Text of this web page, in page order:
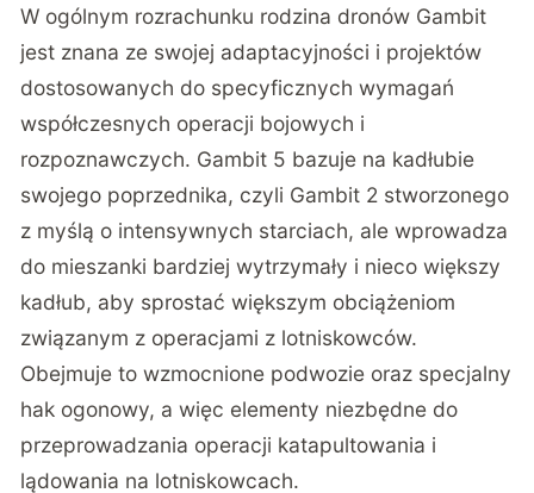
W ogólnym rozrachunku rodzina dronów Gambit
jest znana ze swojej adaptacyjności i projektów
dostosowanych do specyficznych wymagań
współczesnych operacji bojowych i
rozpoznawczych. Gambit 5 bazuje na kadłubie
swojego poprzednika, czyli Gambit 2 stworzonego
z myślą o intensywnych starciach, ale wprowadza
do mieszanki bardziej wytrzymały i nieco większy
kadłub, aby sprostać większym obciążeniom
związanym z operacjami z lotniskowców.
Obejmuje to wzmocnione podwozie oraz specjalny
hak ogonowy, a więc elementy niezbędne do
przeprowadzania operacji katapultowania i
lądowania na lotniskowcach.